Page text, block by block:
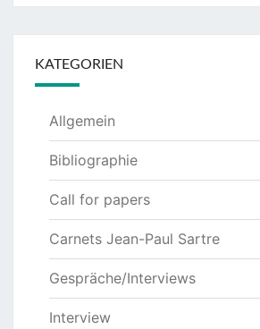
KATEGORIEN
Allgemein
Bibliographie
Call for papers
Carnets Jean-Paul Sartre
Gespräche/Interviews
Interview